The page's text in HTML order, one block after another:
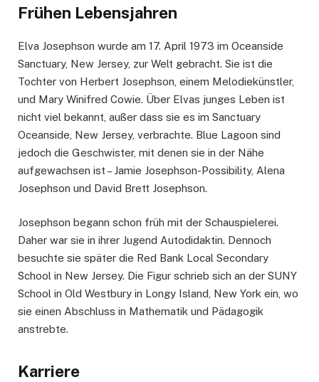
Frühen Lebensjahren
Elva Josephson wurde am 17. April 1973 im Oceanside
Sanctuary, New Jersey, zur Welt gebracht. Sie ist die
Tochter von Herbert Josephson, einem Melodiekünstler,
und Mary Winifred Cowie. Über Elvas junges Leben ist
nicht viel bekannt, außer dass sie es im Sanctuary
Oceanside, New Jersey, verbrachte. Blue Lagoon sind
jedoch die Geschwister, mit denen sie in der Nähe
aufgewachsen ist – Jamie Josephson-Possibility, Alena
Josephson und David Brett Josephson.
Josephson begann schon früh mit der Schauspielerei.
Daher war sie in ihrer Jugend Autodidaktin. Dennoch
besuchte sie später die Red Bank Local Secondary
School in New Jersey. Die Figur schrieb sich an der SUNY
School in Old Westbury in Longy Island, New York ein, wo
sie einen Abschluss in Mathematik und Pädagogik
anstrebte.
Karriere